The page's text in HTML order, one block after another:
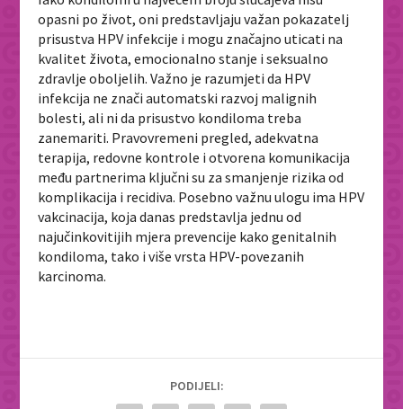
opasni po život, oni predstavljaju važan pokazatelj
prisustva HPV infekcije i mogu značajno uticati na
kvalitet života, emocionalno stanje i seksualno
zdravlje oboljelih. Važno je razumjeti da HPV
infekcija ne znači automatski razvoj malignih
bolesti, ali ni da prisustvo kondiloma treba
zanemariti. Pravovremeni pregled, adekvatna
terapija, redovne kontrole i otvorena komunikacija
među partnerima ključni su za smanjenje rizika od
komplikacija i recidiva. Posebno važnu ulogu ima HPV
vakcinacija, koja danas predstavlja jednu od
najučinkovitijih mjera prevencije kako genitalnih
kondiloma, tako i više vrsta HPV-povezanih
karcinoma.
PODIJELI: